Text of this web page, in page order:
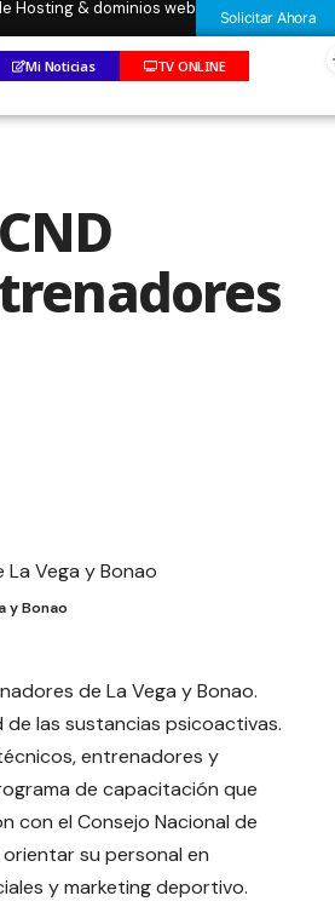
Hosting & dominios web Solicitar Ahora
Mi Noticias TV ONLINE
y Bonao
de La Vega y Bonao.
las sustancias psicoactivas.
entrenadores y
de capacitación que
con el Consejo Nacional de
su personal en
y marketing deportivo.